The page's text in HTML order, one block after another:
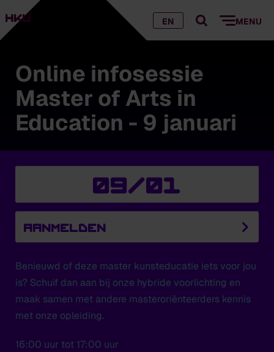
EN MENU
Online infosessie
Master of Arts in
Education - 9 januari
09/01
Aanmelden
Benieuwd of deze master kunsteducatie iets voor jou
is? Schuif dan aan bij onze hybride voorlichting en
maak samen met andere masteroriënteerders kennis
met onze opleiding.
16:00 uur tot 17:00 uur